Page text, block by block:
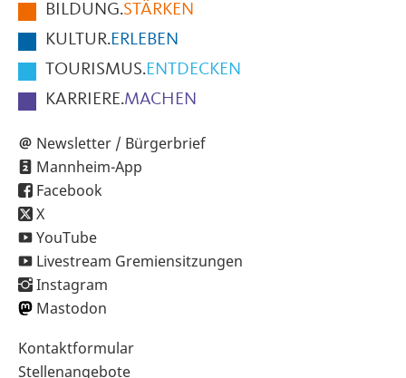
SeiteBILDUNG.STÄRKEN
KULTUR.ERLEBEN
TOURISMUS.ENTDECKEN
KARRIERE.MACHEN
Newsletter / Bürgerbrief
Mannheim-App
Facebook
X
YouTube
Livestream Gremiensitzungen
Instagram
Mastodon
Sekundärnavigation
im
Kontaktformular
Stellenangebote